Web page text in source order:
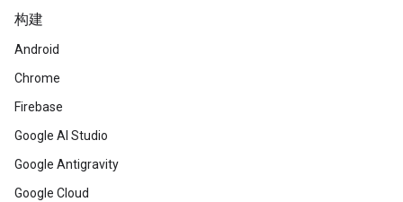
构建
Android
Chrome
Firebase
Google AI Studio
Google Antigravity
Google Cloud